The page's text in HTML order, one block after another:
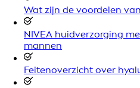
Wat zijn de voordelen
NIVEA huidverzorging
mannen
Feitenoverzicht over